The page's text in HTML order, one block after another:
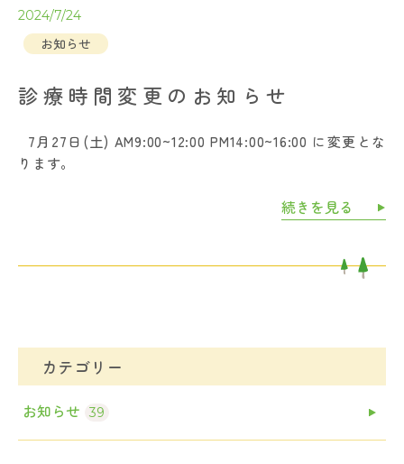
2024/7/24
お知らせ
診療時間変更のお知らせ
7月27日(土) AM9:00~12:00 PM14:00~16:00 に変更とな
ります。
続きを見る
カテゴリー
お知らせ 39